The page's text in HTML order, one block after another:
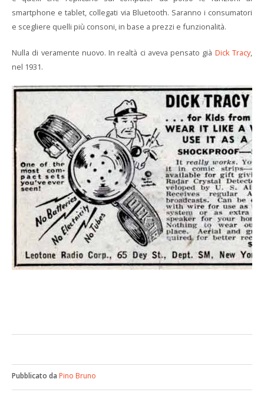
smartphone e tablet, collegati via Bluetooth. Saranno i consumatori
e scegliere quelli più consoni, in base a prezzi e funzionalità.
Nulla di veramente nuovo. In realtà ci aveva pensato già Dick Tracy,
nel 1931.
Pubblicato da Pino Bruno